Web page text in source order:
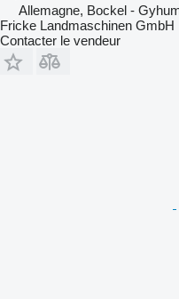
Allemagne, Bockel -
Fricke Landmaschinen GmbH
Contacter le vendeur